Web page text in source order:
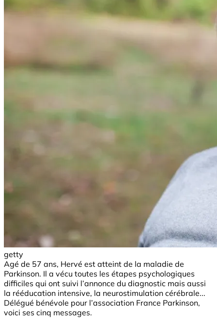
getty
Agé de 57 ans, Hervé est atteint de la maladie de
Parkinson. Il a vécu toutes les étapes psychologiques
difficiles qui ont suivi l’annonce du diagnostic mais aussi
la rééducation intensive, la neurostimulation cérébrale...
Délégué bénévole pour l’association France Parkinson,
voici ses cinq messages.